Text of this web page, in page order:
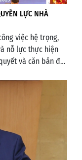
LỰC NHÀ
việc hệ trọng,
nỗ lực thực hiện
và căn bản để